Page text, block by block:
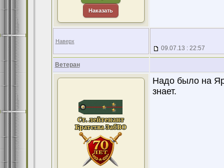
Наказать
Наверх
09.07.13 : 22:57
Ветеран
Надо было на
знает.